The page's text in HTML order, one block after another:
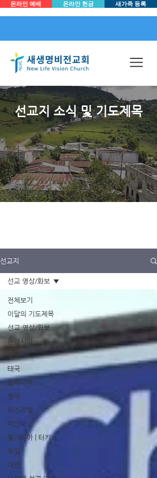
온라인 예배 온라인 헌금 새가족 등록
선교지 소식 및 기도제목
선교지
전체보기
이달의 기도제목
선교 영상/화보
동아시아
일본
태국
알바니아
영국
이스라엘
미얀마
불가리아 | 터키
독일
대만
선교 영상/화보